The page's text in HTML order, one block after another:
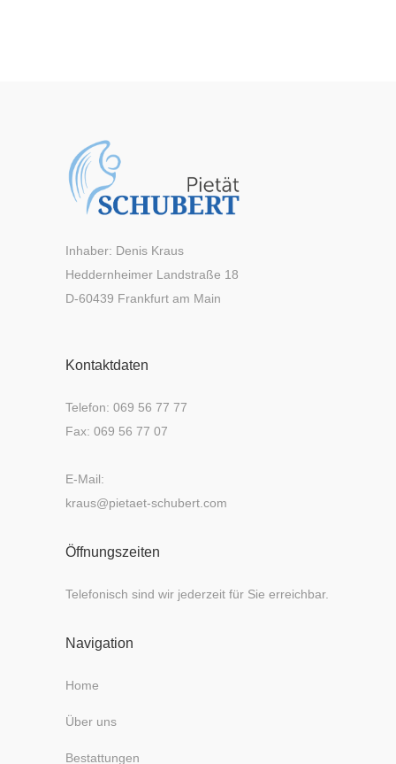
Inhaber: Denis Kraus
Heddernheimer Landstraße 18
D-60439 Frankfurt am Main
Kontaktdaten
Telefon: 069 56 77 77
Fax: 069 56 77 07
E-Mail:
kraus@pietaet-schubert.com
Öffnungszeiten
Telefonisch sind wir jederzeit für Sie erreichbar.
Navigation
Home
Über uns
Bestattungen